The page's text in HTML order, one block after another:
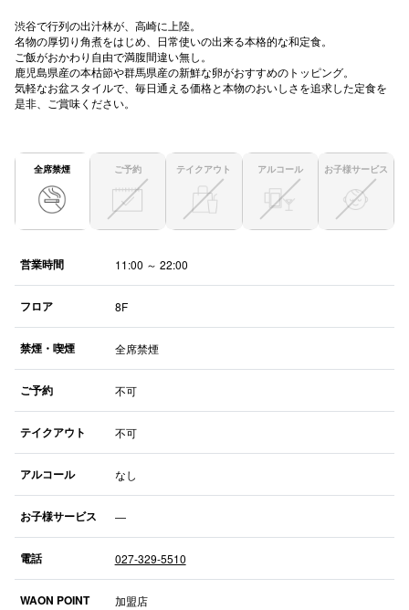
渋谷で行列の出汁林が、高崎に上陸。
名物の厚切り角煮をはじめ、日常使いの出来る本格的な和定食。
ご飯がおかわり自由で満腹間違い無し。
鹿児島県産の本枯節や群馬県産の新鮮な卵がおすすめのトッピング。
気軽なお盆スタイルで、毎日通える価格と本物のおいしさを追求した定食を
是非、ご賞味ください。
全席禁煙 ご予約 テイクアウト アルコール お子様サービス
営業時間 11:00 ～ 22:00
フロア 8F
禁煙・喫煙 全席禁煙
ご予約 不可
テイクアウト 不可
アルコール なし
お子様サービス ―
電話 027-329-5510
WAON POINT 加盟店
キャナルシ